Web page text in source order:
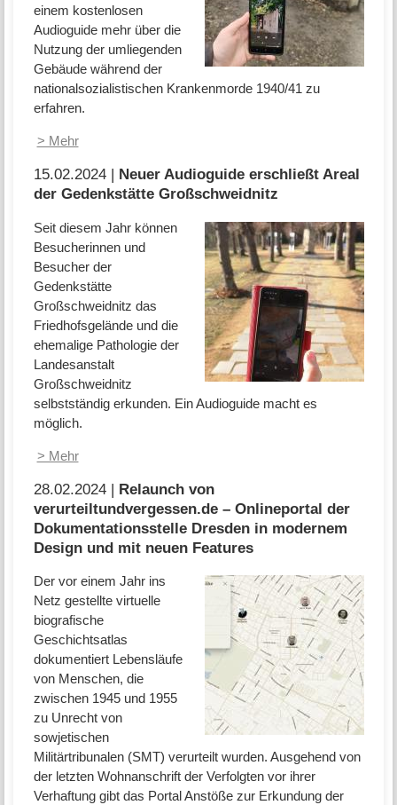
einem kostenlosen
Audioguide mehr über die
Nutzung der umliegenden
Gebäude während der
nationalsozialistischen Krankenmorde 1940/41 zu
erfahren.
> Mehr
15.02.2024 | Neuer Audioguide erschließt Areal
der Gedenkstätte Großschweidnitz
Seit diesem Jahr können
Besucherinnen und
Besucher der
Gedenkstätte
Großschweidnitz das
Friedhofsgelände und die
ehemalige Pathologie der
Landesanstalt
Großschweidnitz
selbstständig erkunden. Ein Audioguide macht es
möglich.
> Mehr
28.02.2024 | Relaunch von
verurteiltundvergessen.de – Onlineportal der
Dokumentationsstelle Dresden in modernem
Design und mit neuen Features
Der vor einem Jahr ins
Netz gestellte virtuelle
biografische
Geschichtsatlas
dokumentiert Lebensläufe
von Menschen, die
zwischen 1945 und 1955
zu Unrecht von
sowjetischen
Militärtribunalen (SMT) verurteilt wurden. Ausgehend von
der letzten Wohnanschrift der Verfolgten vor ihrer
Verhaftung gibt das Portal Anstöße zur Erkundung der